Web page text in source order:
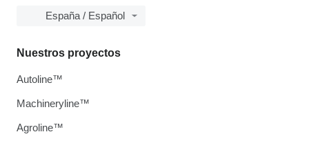
España / Español
Nuestros proyectos
Autoline™
Machineryline™
Agroline™